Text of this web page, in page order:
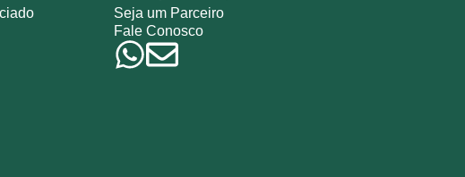
Seja um Parceiro
Fale Conosco